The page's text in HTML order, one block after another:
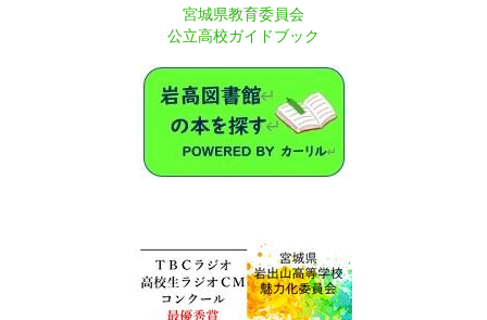
宮城県教育委員会
公立高校ガイドブック